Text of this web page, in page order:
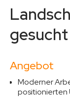
gesucht
Angebot
Moderner
positionierten